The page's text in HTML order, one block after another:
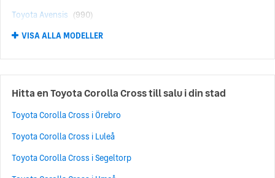
Toyota Avensis (990)
Toyota Aygo (636)
Toyota Prius (489)
Toyota Yaris Cross (356)
Toyota Verso (276)
Toyota bZ4X (265)
Toyota Corolla Cross (263)
Toyota Aygo X (134)
VISA ALLA MODELLER
Hitta en Toyota Corolla Cross till salu i din stad
Toyota Corolla Cross i Örebro
Toyota Corolla Cross i Luleå
Toyota Corolla Cross i Segeltorp